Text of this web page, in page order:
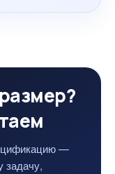
—
задачу,